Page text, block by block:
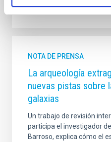
NOTA DE PRENSA
La arqueología
nuevas pistas sobre
galaxias
Un trabajo de revisión
participa el investigador
Barroso, explica cómo el